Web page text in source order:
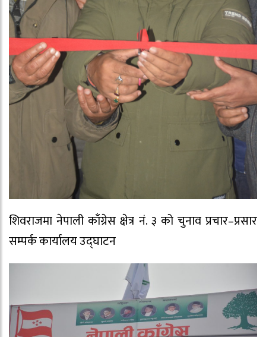
शिवराजमा नेपाली काँग्रेस क्षेत्र नं. ३ को चुनाव प्रचार–प्रसार
सम्पर्क कार्यालय उद्घाटन